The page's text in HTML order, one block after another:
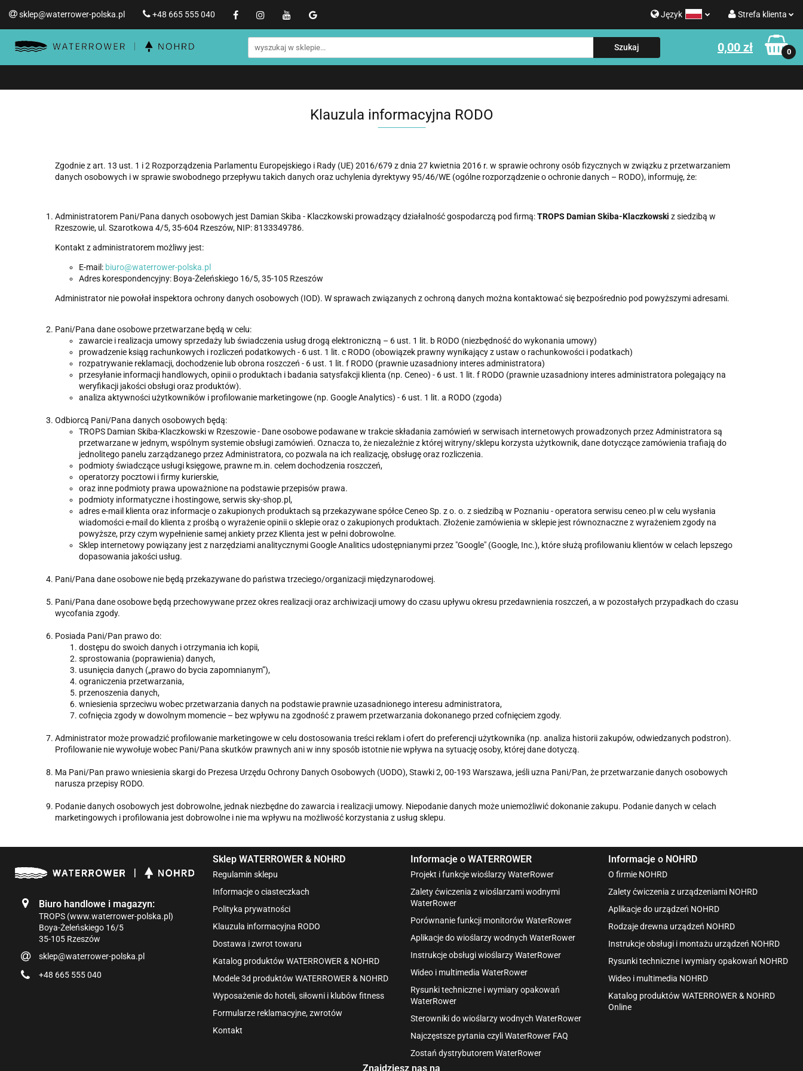
sklep@waterrower-polska.pl +48 665 555 040 Język Strefa klienta
Zaloguj się
0,00 zł 0
Wioślarze wodne WATERROWER Produkty NOHRD
Informacje o WATERROWER Informacje o NOHRD Strefa treningowa NOHRD Strefa klienta
Klauzula informacyjna RODO
Zgodnie z art. 13 ust. 1 i 2 Rozporządzenia Parlamentu Europejskiego i Rady (UE) 2016/679 z dnia 27 kwietnia 2016 r. w sprawie ochrony osób fizycznych w związku z przetwarzaniem
danych osobowych i w sprawie swobodnego przepływu takich danych oraz uchylenia dyrektywy 95/46/WE (ogólne rozporządzenie o ochronie danych – RODO), informuję, że:
Administratorem Pani/Pana danych osobowych jest Damian Skiba - Klaczkowski prowadzący działalność gospodarczą pod firmą:TROPS Damian Skiba-Klaczkowski z siedzibą w
Rzeszowie, ul. Szarotkowa 4/5, 35-604 Rzeszów, NIP: 8133349786.
Kontakt z administratorem możliwy jest:
E-mail: biuro@waterrower-polska.pl
Adres korespondencyjny: Boya-Żeleńskiego 16/5, 35-105 Rzeszów
Administrator nie powołał inspektora ochrony danych osobowych (IOD). W sprawach związanych z ochroną danych można kontaktować się bezpośrednio pod powyższymi adresami.
Pani/Pana dane osobowe przetwarzane będą w celu:
zawarcie i realizacja umowy sprzedaży lub świadczenia usług drogą elektroniczną – 6 ust. 1 lit. b RODO (niezbędność do wykonania umowy)
prowadzenie ksiąg rachunkowych i rozliczeń podatkowych - 6 ust. 1 lit. c RODO (obowiązek prawny wynikający z ustaw o rachunkowości i podatkach)
rozpatrywanie reklamacji, dochodzenie lub obrona roszczeń - 6 ust. 1 lit. f RODO (prawnie uzasadniony interes administratora)
przesyłanie informacji handlowych, opinii o produktach i badania satysfakcji klienta (np. Ceneo) - 6 ust. 1 lit. f RODO (prawnie uzasadniony interes administratora polegający na
weryfikacji jakości obsługi oraz produktów).
analiza aktywności użytkowników i profilowanie marketingowe (np. Google Analytics) - 6 ust. 1 lit. a RODO (zgoda)
Odbiorcą Pani/Pana danych osobowych będą:
TROPS Damian Skiba-Klaczkowski w Rzeszowie - Dane osobowe podawane w trakcie składania zamówień w serwisach internetowych prowadzonych przez Administratora są
przetwarzane w jednym, wspólnym systemie obsługi zamówień. Oznacza to, że niezależnie z której witryny/sklepu korzysta użytkownik, dane dotyczące zamówienia trafiają do
jednolitego panelu zarządzanego przez Administratora, co pozwala na ich realizację, obsługę oraz rozliczenia.
podmioty świadczące usługi księgowe, prawne m.in. celem dochodzenia roszczeń,
operatorzy pocztowi i firmy kurierskie,
oraz inne podmioty prawa upoważnione na podstawie przepisów prawa.
podmioty informatyczne i hostingowe, serwis sky-shop.pl,
adres e-mail klienta oraz informacje o zakupionych produktach są przekazywane spółce Ceneo Sp. z o. o. z siedzibą w Poznaniu - operatora serwisu ceneo.pl w celu wysłania
wiadomości e-mail do klienta z prośbą o wyrażenie opinii o sklepie oraz o zakupionych produktach. Złożenie zamówienia w sklepie jest równoznaczne z wyrażeniem zgody na
powyższe, przy czym wypełnienie samej ankiety przez Klienta jest w pełni dobrowolne.
Sklep internetowy powiązany jest z narzędziami analitycznymi Google Analitics udostępnianymi przez "Google" (Google, Inc.), które służą profilowaniu klientów w celach lepszego
dopasowania jakości usług.
Pani/Pana dane osobowe nie będą przekazywane do państwa trzeciego/organizacji międzynarodowej.
Pani/Pana dane osobowe będą przechowywane przez okres realizacji oraz archiwizacji umowy do czasu upływu okresu przedawnienia roszczeń, a w pozostałych przypadkach do czasu
wycofania zgody.
Posiada Pani/Pan prawo do:
dostępu do swoich danych i otrzymania ich kopii,
sprostowania (poprawienia) danych,
usunięcia danych („prawo do bycia zapomnianym”),
ograniczenia przetwarzania,
przenoszenia danych,
wniesienia sprzeciwu wobec przetwarzania danych na podstawie prawnie uzasadnionego interesu administratora,
cofnięcia zgody w dowolnym momencie – bez wpływu na zgodność z prawem przetwarzania dokonanego przed cofnięciem zgody.
Administrator może prowadzić profilowanie marketingowe w celu dostosowania treści reklam i ofert do preferencji użytkownika (np. analiza historii zakupów, odwiedzanych podstron).
Profilowanie nie wywołuje wobec Pani/Pana skutków prawnych ani w inny sposób istotnie nie wpływa na sytuację osoby, której dane dotyczą.
Ma Pani/Pan prawo wniesienia skargi do Prezesa Urzędu Ochrony Danych Osobowych (UODO), Stawki 2, 00-193 Warszawa, jeśli uzna Pani/Pan, że przetwarzanie danych osobowych
narusza przepisy RODO.
Podanie danych osobowych jest dobrowolne, jednak niezbędne do zawarcia i realizacji umowy. Niepodanie danych może uniemożliwić dokonanie zakupu. Podanie danych w celach
marketingowych i profilowania jest dobrowolne i nie ma wpływu na możliwość korzystania z usług sklepu.
Biuro handlowe i magazyn:
TROPS (www.waterrower-polska.pl)
Boya-Żeleńskiego 16/5
35-105 Rzeszów
sklep@waterrower-polska.pl
+48 665 555 040
Sklep WATERROWER & NOHRD
Regulamin sklepu
Informacje o ciasteczkach
Polityka prywatności
Klauzula informacyjna RODO
Dostawa i zwrot towaru
Katalog produktów WATERROWER & NOHRD
Modele 3d produktów WATERROWER & NOHRD
Wyposażenie do hoteli, siłowni i klubów fitness
Formularze reklamacyjne, zwrotów
Kontakt
Informacje o WATERROWER
Projekt i funkcje wioślarzy WaterRower
Zalety ćwiczenia z wioślarzami wodnymi
WaterRower
Porównanie funkcji monitorów WaterRower
Aplikacje do wioślarzy wodnych WaterRower
Instrukcje obsługi wioślarzy WaterRower
Wideo i multimedia WaterRower
Rysunki techniczne i wymiary opakowań
WaterRower
Sterowniki do wioślarzy wodnych WaterRower
Najczęstsze pytania czyli WaterRower FAQ
Zostań dystrybutorem WaterRower
Informacje o NOHRD
O firmie NOHRD
Zalety ćwiczenia z urządzeniami NOHRD
Aplikacje do urządzeń NOHRD
Rodzaje drewna urządzeń NOHRD
Instrukcje obsługi i montażu urządzeń NOHRD
Rysunki techniczne i wymiary opakowań NOHRD
Wideo i multimedia NOHRD
Katalog produktów WATERROWER & NOHRD
Online
Znajdziesz nas na